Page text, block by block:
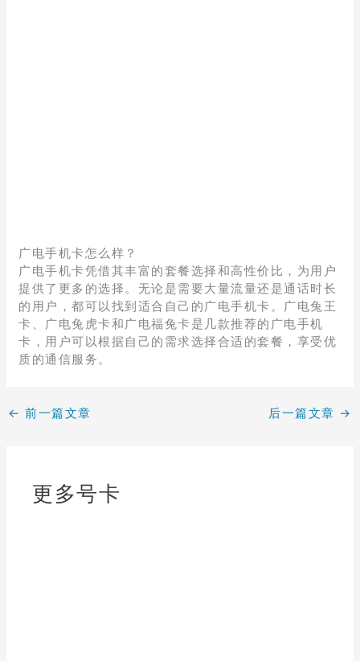
广电手机卡怎么样？
广电手机卡凭借其丰富的套餐选择和高性价比，为用户
提供了更多的选择。无论是需要大量流量还是通话时长
的用户，都可以找到适合自己的广电手机卡。广电兔王
卡、广电兔虎卡和广电福兔卡是几款推荐的广电手机
卡，用户可以根据自己的需求选择合适的套餐，享受优
质的通信服务。
← 前一篇文章 后一篇文章 →
更多号卡